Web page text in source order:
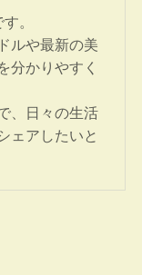
。
ルや最新の美
分かりやすく
、日々の生活
ェアしたいと